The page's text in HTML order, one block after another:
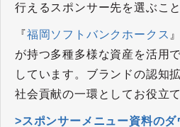
行えるスポンサー先を選ぶこ
『福岡ソフトバンクホークス
が持つ多種多様な資産を活用
しています。ブランドの認知
社会貢献の一環としてお役立
>スポンサーメニュー資料の